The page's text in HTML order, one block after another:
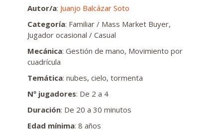
Autor/a: Juanjo Balcázar Soto
Categoría: Familiar / Mass Market Buyer,
Jugador ocasional / Casual
Mecánica: Gestión de mano, Movimiento por
cuadrícula
Temática: nubes, cielo, tormenta
Nº jugadores: De 2 a 4
Duración: De 20 a 30 minutos
Edad mínima: 8 años